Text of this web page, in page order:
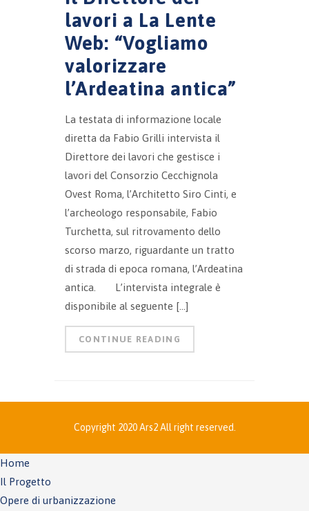
lavori a La Lente
Web: “Vogliamo
valorizzare
l’Ardeatina antica”
La testata di informazione locale
diretta da Fabio Grilli intervista il
Direttore dei lavori che gestisce i
lavori del Consorzio Cecchignola
Ovest Roma, l’Architetto Siro Cinti, e
l’archeologo responsabile, Fabio
Turchetta, sul ritrovamento dello
scorso marzo, riguardante un tratto
di strada di epoca romana, l’Ardeatina
antica. L’intervista integrale è
disponibile al seguente […]
CONTINUE READING
Copyright 2020 Ars2 All right reserved.
Home
Il Progetto
Opere di urbanizzazione